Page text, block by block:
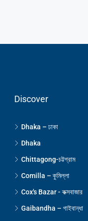
Discover
Dhaka – ঢাকা
Dhaka
Chittagong-চট্টগ্রাম
Comilla – কুমিল্লা
Cox's Bazar - কক্সবাজার
Gaibandha – গাইবান্ধা